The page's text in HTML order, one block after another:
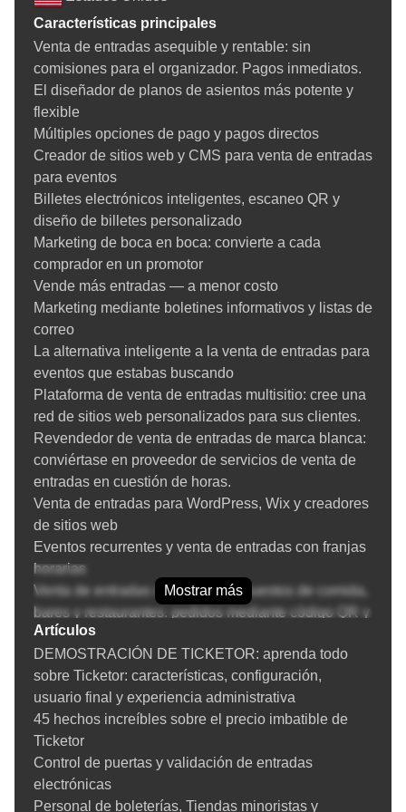
organización un flujo de caja fluido y constante, a la vez que
ofrece a sus asistentes una experiencia de compra de entradas
sin complicaciones y garantizada. También es unasolución de
software de venta de entradas para organizaciones sin fines de
ideal.
Ticketor se basa en un potente software de programación de
eventos recurrentes que te permite especificar fácilmente la
frecuencia de un evento, la fecha de venta y la fecha de
vencimiento de las entradas. El software se encarga del resto:
se acabaron las molestas actualizaciones repetidas, las
entradas duplicadas y los errores de programación.
Software de taquilla basado en la web con alta
flexibilidad
Ticketor es tu software de taquilla online basado en la web
donde puedesvender entradas onliney offline. Puedes vender
entradas desde tu propia página web o en una taquilla física
con las herramientas integradas de Ticketor. Obtendrás una
solución única que te permite gestionar precios, inventario e
informes para todos tus canales.
Nuestro software de taquilla online es ideal para eventos y
recintos que desean un control total de la venta de entradas
para sus eventos recurrentes. Venda directamente, evite sitios
web de terceros y también cargos innecesarios. Su taquilla
nunca cierra con Ticketor, online, 24/7.
Aumente sus ventas y reduzca las tarifas
Ticketor te permite vender entradas para eventos recurrentes
y maximizar tus ingresos. Al eliminar intermediarios, puedes
ahorrar una cantidad significativa de dinero en comisiones de
venta de entradas e invertirlo en marketing y organización de
los eventos.
Con funciones de marketing integradas, Ticketor te permite
promocionar tus eventos recurrentes mediante email
marketing, integración con redes sociales y marketing de
afiliación. Además, con informes en tiempo real, sabrás qué
Características principales
Venta de entradas asequible y rentable: sin
comisiones para el organizador. Pagos inmediatos.
El diseñador de planos de asientos más potente y
flexible
Múltiples opciones de pago y pagos directos
Creador de sitios web y CMS para venta de entradas
para eventos
Billetes electrónicos inteligentes, escaneo QR y
diseño de billetes personalizado
Marketing de boca en boca: convierte a cada
comprador en un promotor
Vende más entradas — a menor costo
Marketing mediante boletines informativos y listas de
correo
La alternativa inteligente a la venta de entradas para
eventos que estabas buscando
Plataforma de venta de entradas multisitio: cree una
red de sitios web personalizados para sus clientes.
Revendedor de venta de entradas de marca blanca:
conviértase en proveedor de servicios de venta de
entradas en cuestión de horas.
Venta de entradas para WordPress, Wix y creadores
de sitios web
Eventos recurrentes y venta de entradas con franjas
horarias
Venta de entradas con acceso a puestos de comida,
bares y restaurantes: pedidos mediante código QR y
entrega en el asiento.
Aumente sus ingresos por venta de entradas con
complementos.
Venta de entradas, donaciones y gestión de
donantes
Reseñas de venta de entradas y gestión de la
reputación
Cupones y códigos promocionales para la venta de
entradas
Mostrar más
Artículos
DEMOSTRACIÓN DE TICKETOR: aprenda todo
sobre Ticketor: características, configuración,
usuario final y experiencia administrativa
45 hechos increíbles sobre el precio imbatible de
Ticketor
Control de puertas y validación de entradas
electrónicas
Personal de boleterías, Tiendas minoristas y